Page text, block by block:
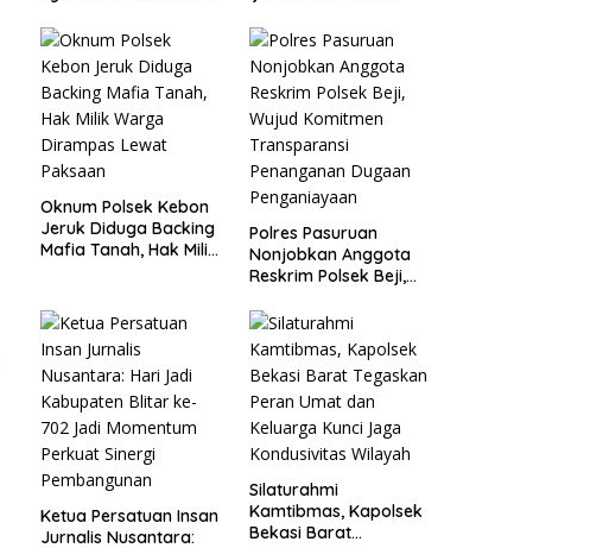
Trenggalek
Secara Cuma-cuma
Oknum Polsek Kebon
Jeruk Diduga Backing
Mafia Tanah, Hak Milik
Polres Pasuruan
Nonjobkan Anggota
Reskrim Polsek Beji,
Transparansi
Penanganan Dugaan
Penganiayaan
Ketua Persatuan Insan
Jurnalis Nusantara:
Silaturahmi
Kamtibmas, Kapolsek
Bekasi Barat